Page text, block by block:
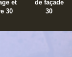
et
30
de façade
30